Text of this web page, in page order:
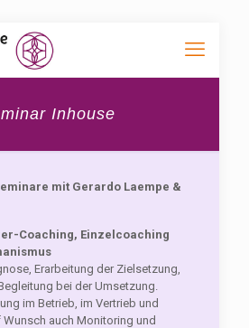
Inhouse
mit Gerardo Laempe &
Coaching, Einzelcoaching
Erarbeitung der Zielsetzung,
bei der Umsetzung.
im Betrieb, im Vertrieb und
Wunsch auch Monitoring und